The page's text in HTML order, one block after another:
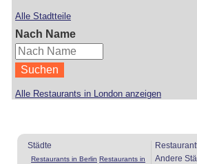
Alle Stadtteile
Nach Name
Alle Restaurants in London anzeigen
Städte
Restaurants in Berlin Restaurants in
Andere